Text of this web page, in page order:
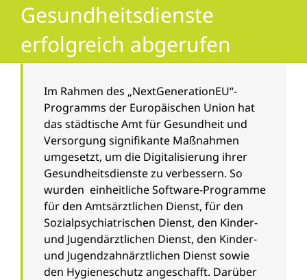
Gesundheitsdienste
erfolgreich abgerufen
Im Rahmen des „NextGenerationEU“-
Programms der Europäischen Union hat
das städtische Amt für Gesundheit und
Versorgung signifikante Maßnahmen
umgesetzt, um die Digitalisierung ihrer
Gesundheitsdienste zu verbessern. So
wurden einheitliche Software-Programme
für den Amtsärztlichen Dienst, für den
Sozialpsychiatrischen Dienst, den Kinder-
und Jugendärztlichen Dienst, den Kinder-
und Jugendzahnärztlichen Dienst sowie
den Hygieneschutz angeschafft. Darüber